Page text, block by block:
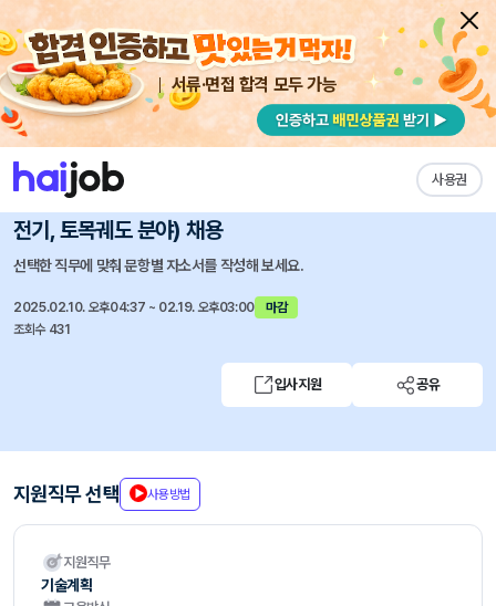
서류·면접 합격 모두 가능
사용권
채용공고 자소서 자유항목 자소서 내 작성목록
서울시메트로9호선
경력직(기술계획, 승강설비, 기계분야) 및 기간제(신호,
전기, 토목궤도 분야) 채용
선택한 직무에 맞춰 문항별 자소서를 작성해 보세요.
2025.02.10. 오후04:37 ~ 02.19. 오후03:00
마감
조회수 431
입사지원 공유
지원직무 선택 사용방법
지원직무
기술계획